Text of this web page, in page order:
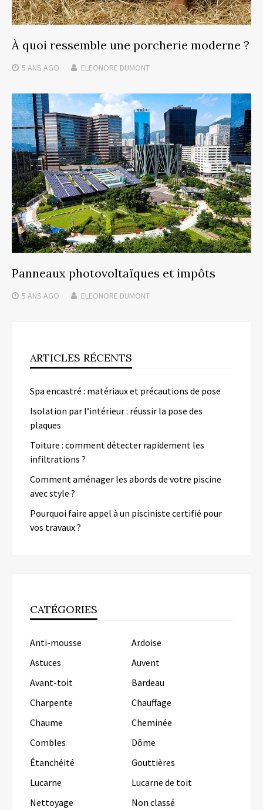
À quoi ressemble une porcherie moderne ?
5 ANS AGO ELEONORE DUMONT
Panneaux photovoltaïques et impôts
5 ANS AGO ELEONORE DUMONT
ARTICLES RÉCENTS
Spa encastré : matériaux et précautions de pose
Isolation par l’intérieur : réussir la pose des
plaques
Toiture : comment détecter rapidement les
infiltrations ?
Comment aménager les abords de votre piscine
avec style ?
Pourquoi faire appel à un pisciniste certifié pour
vos travaux ?
CATÉGORIES
Anti-mousse
Ardoise
Astuces
Auvent
Avant-toit
Bardeau
Charpente
Chauffage
Chaume
Cheminée
Combles
Dôme
Étanchéité
Gouttières
Lucarne
Lucarne de toit
Nettoyage
Non classé